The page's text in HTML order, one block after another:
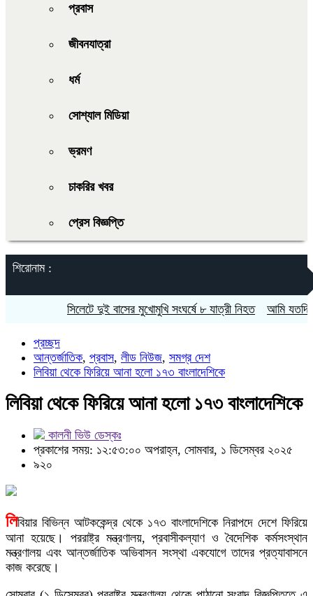
প্রবাস
জীবনযাত্রা
ধর্ম
সোশ্যাল মিডিয়া
ভ্রমণ
চাকরির খবর
প্রেস বিজ্ঞপ্তি
শিরোনাম :
সিলেটে দুই বাসের মুখোমুখি সংঘর্ষে ৮ যাত্রী নিহত আমি যতদিন
প্রচ্ছদ
আন্তর্জাতিক, প্রবাস, লীড নিউজ, সমগ্র দেশ
লিবিয়া থেকে ফিরিয়ে আনা হলো ১৭৩ বাংলাদেশিকে
লিবিয়া থেকে ফিরিয়ে আনা হলো ১৭৩ বাংলাদেশিকে
কালনী ভিউ ডেস্কঃ
প্রকাশের সময়: ১২:৫৩:০০ অপরাহ্ন, সোমবার, ১ ডিসেম্বর ২০২৫
৯২০
লিবিয়ার বিভিন্ন আটককেন্দ্র থেকে ১৭৩ বাংলাদেশিকে নিরাপদে দেশে ফিরিয়ে
আনা হয়েছে। পররাষ্ট্র মন্ত্রণালয়, প্রবাসীকল্যাণ ও বৈদেশিক কর্মসংস্থান
মন্ত্রণালয় এবং আন্তর্জাতিক অভিবাসন সংস্থা একযোগে তাদের প্রত্যাবাসনে
কাজ করেছে।